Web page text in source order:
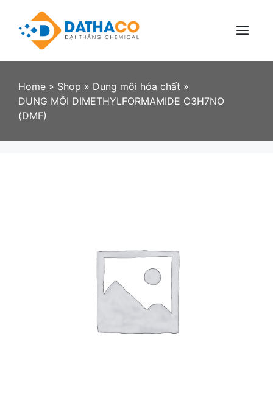
content
Menu
Home » Shop » Dung môi hóa chất »
DUNG MÔI DIMETHYLFORMAMIDE C3H7NO
(DMF)